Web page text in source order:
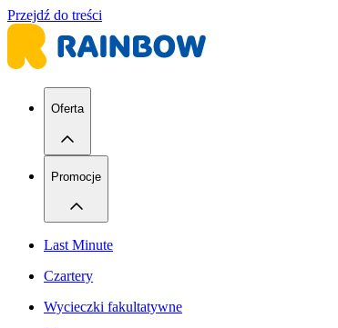
Przejdź do treści
Oferta
Promocje
Last Minute
Czartery
Wycieczki fakultatywne